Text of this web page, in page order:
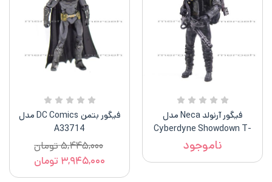
فیگور آرنولد Neca مدل
Cyberdyne Showdown T-
800
ناموجود
فیگور بتمن DC Comics مدل
A33714
۵,۴۴۵,۰۰۰تومان
۳,۹۴۵,۰۰۰ تومان